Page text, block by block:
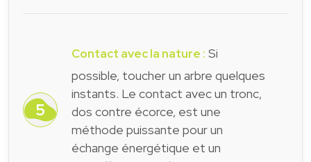
Contact avec la nature : Si
possible, toucher un arbre quelques
instants. Le contact avec un tronc,
dos contre écorce, est une
méthode puissante pour un
échange énergétique et un